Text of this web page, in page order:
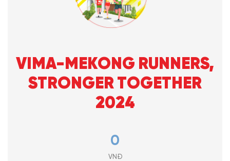
VIMA-MEKONG RUNNERS,
STRONGER TOGETHER
2024
0
VNĐ